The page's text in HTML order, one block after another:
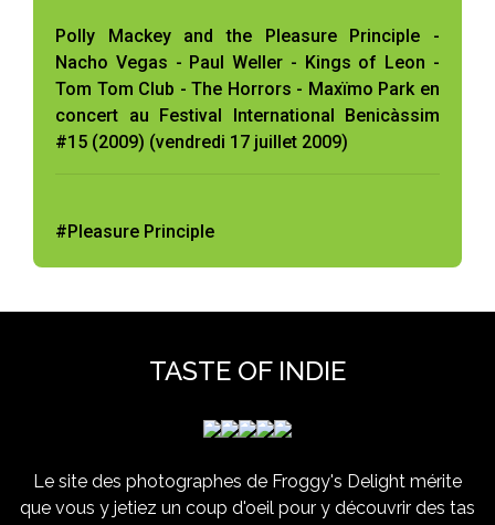
Polly Mackey and the Pleasure Principle -
Nacho Vegas - Paul Weller - Kings of Leon -
Tom Tom Club - The Horrors - Maxïmo Park en
concert au Festival International Benicàssim
#15 (2009) (vendredi 17 juillet 2009)
#Pleasure Principle
TASTE OF INDIE
Le site des photographes de Froggy's Delight mérite
que vous y jetiez un coup d'oeil pour y découvrir des tas